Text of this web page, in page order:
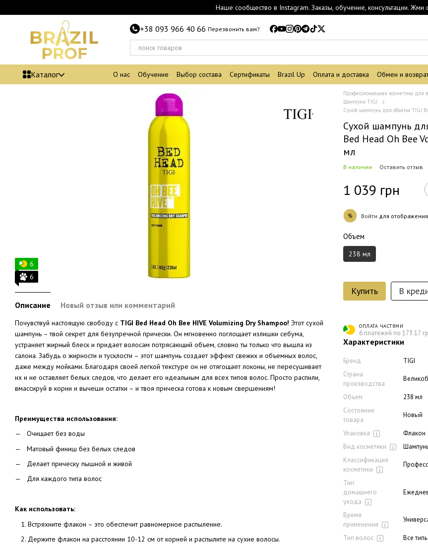
Наше сообщество в Instagram. Заказы, обучение, консультации. Жми
+38 093 966 40 66 Перезвонить вам?
Каталог О нас Обучение Выбор состава Сертификаты Brazil Up Оплата и доставка Обмен и
6
6
Описание Новый отзыв или комментарий
Почувствуй настоящую свободу с TIGI Bed Head Oh Bee HIVE Volumizing Dry Shampoo! Этот сухой
шампунь – твой секрет для безупречной прически. Он мгновенно поглощает излишки себума,
устраняет жирный блеск и придает волосам потрясающий объем, словно ты только что вышла из
салона. Забудь о жирности и тусклости – этот шампунь создает эффект свежих и объемных волос,
даже между мойками. Благодаря своей легкой текстуре он не отягощает локоны, не пересушивает
их и не оставляет белых следов, что делает его идеальным для всех типов волос. Просто распили,
вмассируй в корни и вычеши остатки – и твоя прическа готова к новым свершениям!
Преимущества использования:
Очищает без воды
Матовый финиш без белых следов
Делает прическу пышной и живой
Для каждого типа волос
Как использовать:
Встряхните флакон – это обеспечит равномерное распыление.
Держите флакон на расстоянии 10-12 см от корней и распылите на сухие волосы.
Профессиональная косметика для
Шампуни TIGI
Сухой шампунь для объема TIGI
Сухой шампунь
Bed Head Oh Bee
мл
В наличии Оставить отзыв
1 039 грн
% Войти для
Объем
238 мл
Купить В
ОПЛАТА ЧАСТЯМИ
6 платежей по 173.17
Характеристики
Бренд
TIGI
Страна
производства
Объем
238 мл
Состояние
товара
Новый
Упаковка
Флакон
Вид косметики
Классификация
косметики
Тип
домашнего
ухода
Время
применения
Тип волос
Все